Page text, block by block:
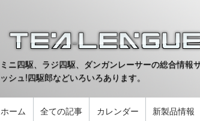
ミニ四駆、ラジ四駆、ダンガンレーサーの総合情
ッシュ!四駆郎などいろいろあります。
ホーム 全ての記事 カレンダー 新製品情報